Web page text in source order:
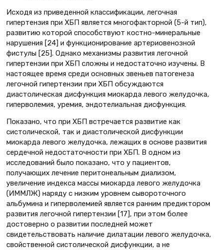
Исходя из приведенной классификации, легочная
гипертензия при ХБП является многофакторной (5-й тип),
развитию которой способствуют костно-минеральные
нарушения [24] и функционирование артериовенозной
фистулы [25]. Однако механизмы развития легочной
гипертензии при ХБП сложны и недостаточно изучены. В
настоящее время среди основных звеньев патогенеза
легочной гипертензии при ХБП обсуждаются
диастолическая дисфункция миокарда левого желудочка,
гиперволемия, уремия, эндотелиальная дисфункция.
Показано, что при ХБП встречается развитие как
систолической, так и диастолической дисфункции
миокарда левого желудочка, лежащих в основе развития
сердечной недостаточности при ХБП. В одном из
исследований было показано, что у пациентов,
получающих лечение перитонеальным диализом,
увеличение индекса массы миокарда левого желудочка
(ИММЛЖ) наряду с низким уровнем сывороточного
альбумина и гиперволемией является ранним предиктором
развития легочной гипертензии [17], при этом более
достоверно о развитии последней может
свидетельствовать наличие дилатации левого желудочка,
свойственной систолической дисфункции, а не